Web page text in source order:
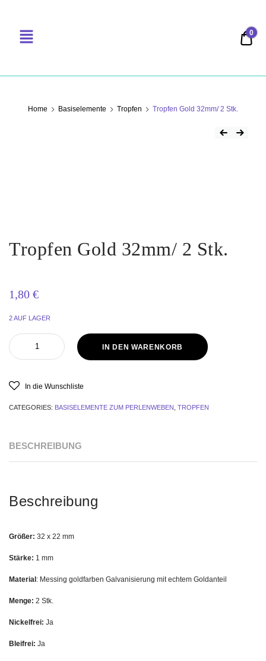
0
Home Basiselemente Tropfen Tropfen Gold 32mm/ 2 Stk.
Tropfen Gold 32mm/ 2 Stk.
1,80 €
2 AUF LAGER
IN DEN WARENKORB
In die Wunschliste
CATEGORIES: BASISELEMENTE ZUM PERLENWEBEN TROPFEN
BESCHREIBUNG
Beschreibung
Größer: 32 x 22 mm
Stärke: 1 mm
Material: Messing goldfarben Galvanisierung mit echtem Goldanteil
Menge: 2 Stk.
Nickelfrei: Ja
Bleifrei: Ja